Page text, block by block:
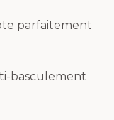
parfaitement
basculement